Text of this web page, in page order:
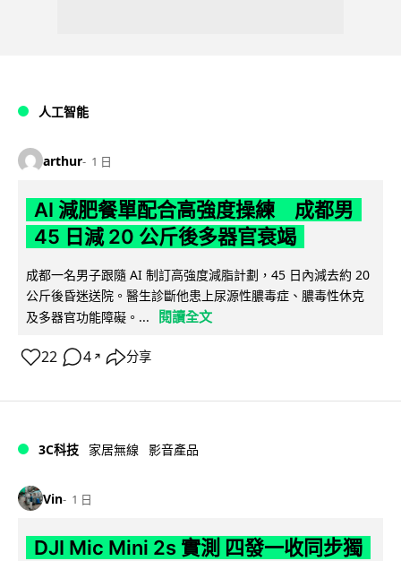
人工智能
arthur 1 日
AI 減肥餐單配合高強度操練 成都男
45 日減 20 公斤後多器官衰竭
成都一名男子跟隨 AI 制訂高強度減脂計劃，45 日內減去約 20
公斤後昏迷送院。醫生診斷他患上尿源性膿毒症、膿毒性休克
及多器官功能障礙。...
閱讀全文
22 4 ↗ 分享
3C科技 家居無線 影音產品
Vin 1 日
DJI Mic Mini 2s 實測 四發一收同步獨